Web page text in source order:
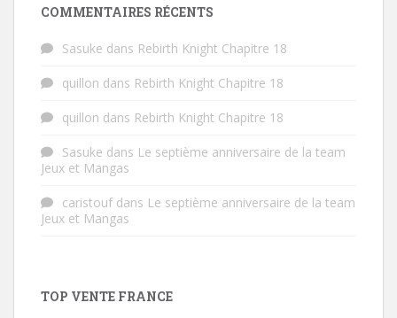
COMMENTAIRES RÉCENTS
Sasuke dans Rebirth Knight Chapitre 18
quillon dans Rebirth Knight Chapitre 18
quillon dans Rebirth Knight Chapitre 18
Sasuke dans Le septième anniversaire de la team
Jeux et Mangas
caristoufdans Le septième anniversaire de la team
Jeux et Mangas
TOP VENTE FRANCE